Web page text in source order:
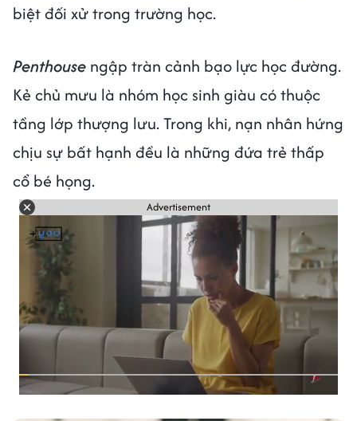
biệt đối xử trong trường học.
Penthouse ngập tràn cảnh bạo lực học đường.
Kẻ chủ mưu là nhóm học sinh giàu có thuộc
tầng lớp thượng lưu. Trong khi, nạn nhân hứng
chịu sự bất hạnh đều là những đứa trẻ thấp
cổ bé họng.
Advertisement